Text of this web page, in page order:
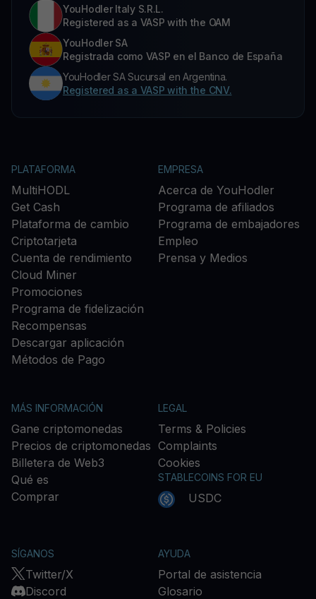
YouHodler Italy S.R.L.
Registered as a VASP with the OAM
YouHodler SA
Registrada como VASP en el Banco de España
YouHodler SA Sucursal en Argentina.
Registered as a VASP with the CNV.
PLATAFORMA
MultiHODL
Get Cash
Plataforma de cambio
Criptotarjeta
Cuenta de rendimiento
Cloud Miner
Promociones
Programa de fidelización
Recompensas
Descargar aplicación
Métodos de Pago
EMPRESA
Acerca de YouHodler
Programa de afiliados
Programa de embajadores
Empleo
Prensa y Medios
MÁS INFORMACIÓN
Gane criptomonedas
Precios de criptomonedas
Billetera de Web3
Qué es
Comprar
LEGAL
Terms & Policies
Complaints
Cookies
STABLECOINS FOR EU
USDC
SÍGANOS
Twitter/X
Discord
AYUDA
Portal de asistencia
Glosario